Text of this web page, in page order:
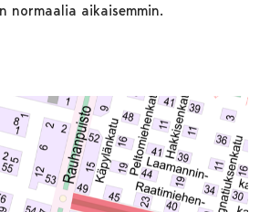
normaalia aikaisemmin.